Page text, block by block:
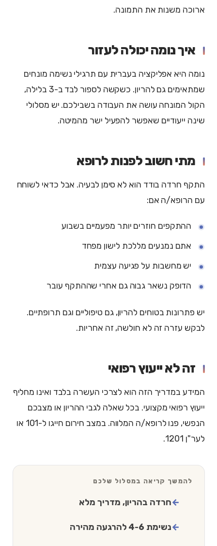
ארוכה משנות את התמונה.
איך נומה יכולה לעזור
נומה היא אפליקציה בעברית עם תרגילי נשימה מונחים
שמתאימים גם להריון. כשקשה לספור לבד ב-3 בלילה,
הקול המונחה עושה את העבודה בשבילכם. יש מסלולי
שינה ייעודיים שאפשר להפעיל ישר מהמיטה.
מתי חשוב לפנות לרופא
התקף חרדה בודד הוא לא סימן לבעיה. אבל כדאי לשוחח
עם הרופא/ה אם:
ההתקפים חוזרים יותר מפעמיים בשבוע
אתם נמנעים מללכת לישון מפחד
יש מחשבות על פגיעה עצמית
הדופק נשאר גבוה גם אחרי שההתקף עובר
יש פתרונות בטוחים להריון, גם טיפוליים וגם תרופתיים.
לבקש עזרה זה לא חולשה, זה אחריות.
זה לא ייעוץ רפואי
המידע במדריך הזה הוא לצרכי העשרה בלבד ואינו מחליף
ייעוץ רפואי מקצועי. בכל שאלה לגבי ההריון או מצבכם
הנפשי, פנו לרופא/ה המלווה. במצב חירום חייגו ל-101 או
לער"ן 1201.
להמשך קריאה במסלול שלכם
חרדה בהריון, מדריך מלא
נשימת 4-6 להרגעה מהירה